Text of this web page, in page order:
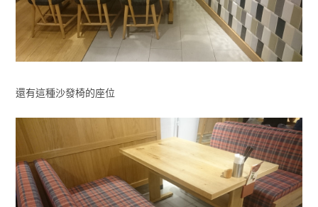
還有這種沙發椅的座位